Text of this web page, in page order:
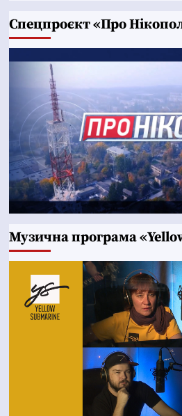
Cпецпроєкт «Про
Музична програма